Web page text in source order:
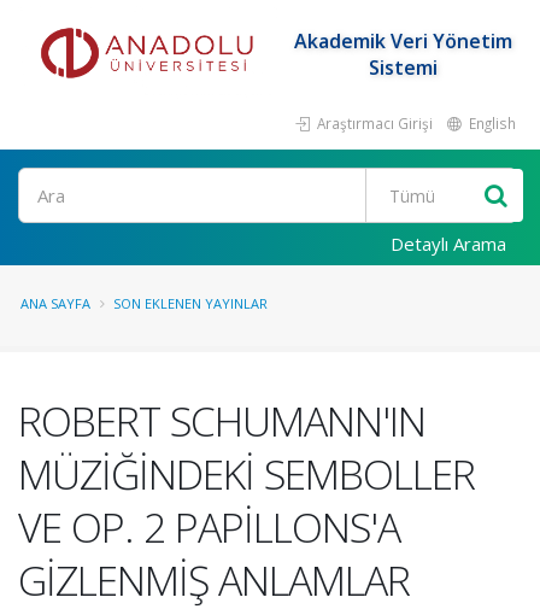
Akademik Veri Yönetim
Sistemi
Araştırmacı Girişi English
Ara
Detaylı Arama
ANA SAYFA SON EKLENEN YAYINLAR
ROBERT SCHUMANN'IN
MÜZİĞİNDEKİ SEMBOLLER
VE OP. 2 PAPİLLONS'A
GİZLENMİŞ ANLAMLAR